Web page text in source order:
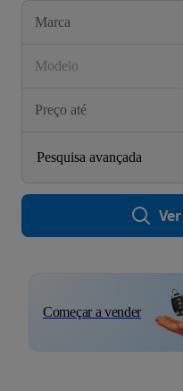
Marca
Modelo
Preço até
Pesquisa avançada
Começar a vender